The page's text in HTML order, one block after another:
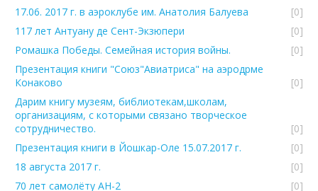
17.06. 2017 г. в аэроклубе им. Анатолия Балуева
[0]
117 лет Антуану де Сент-Экзюпери
[0]
Ромашка Победы. Семейная история войны.
[0]
Презентация книги "Союз"Авиатриса" на аэродрме
Конаково
[0]
Дарим книгу музеям, библиотекам,школам,
организациям, с которыми связано творческое
сотрудничество.
[0]
Презентация книги в Йошкар-Оле 15.07.2017 г.
[0]
18 августа 2017 г.
[0]
70 лет самолёту АН-2
[0]